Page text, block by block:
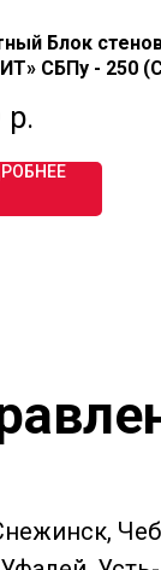
Блок
СБПу - 250
р.